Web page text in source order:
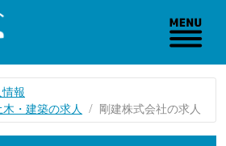
報
・建築の求人
剛建株式会社の求人